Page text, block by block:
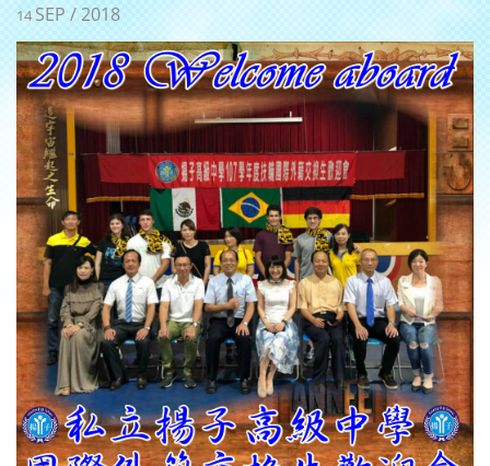
14SEP / 2018